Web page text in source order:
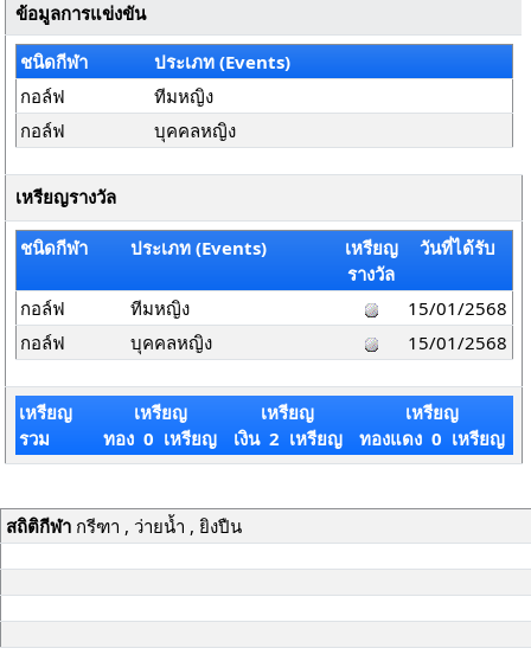
ข้อมูลการแข่งขัน
ชนิดกีฬา
ประเภท (Events)
กอล์ฟ
ทีมหญิง
กอล์ฟ
บุคคลหญิง
เหรียญรางวัล
ชนิดกีฬา ประเภท (Events)
เหรียญ
รางวัล
วันที่ได้รับ
กอล์ฟ ทีมหญิง
15/01/2568
กอล์ฟ
บุคคลหญิง 15/01/2568
เหรียญ
รวม
เหรียญ
ทอง 0 เหรียญ
เหรียญ
เงิน 2 เหรียญ
เหรียญ
ทองแดง 0 เหรียญ
สถิติกีฬากรีฑา , ว่ายน้ำ , ยิงปืน